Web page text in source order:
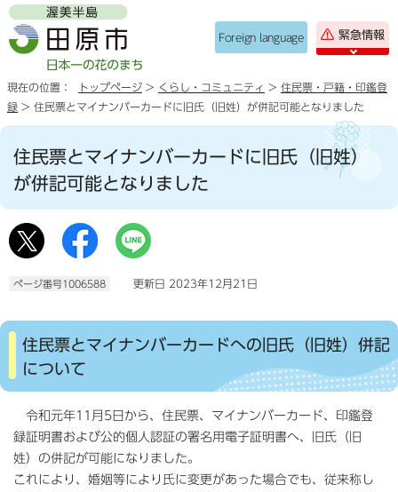
Foreign language 緊急情報
現在の位置： トップページ > くらし・コミュニティ > 住民票・戸籍・印鑑登
録 > 住民票とマイナンバーカードに旧氏（旧姓）が併記可能となりました
住民票とマイナンバーカードに旧氏（旧姓）
が併記可能となりました
ページ番号1006588 更新日 2023年12月21日
住民票とマイナンバーカードへの旧氏（旧姓）併記
について
令和元年11月5日から、住民票、マイナンバーカード、印鑑登
録証明書および公的個人認証の署名用電子証明書へ、旧氏（旧
姓）の併記が可能になりました。
これにより、婚姻等により氏に変更があった場合でも、従来称し